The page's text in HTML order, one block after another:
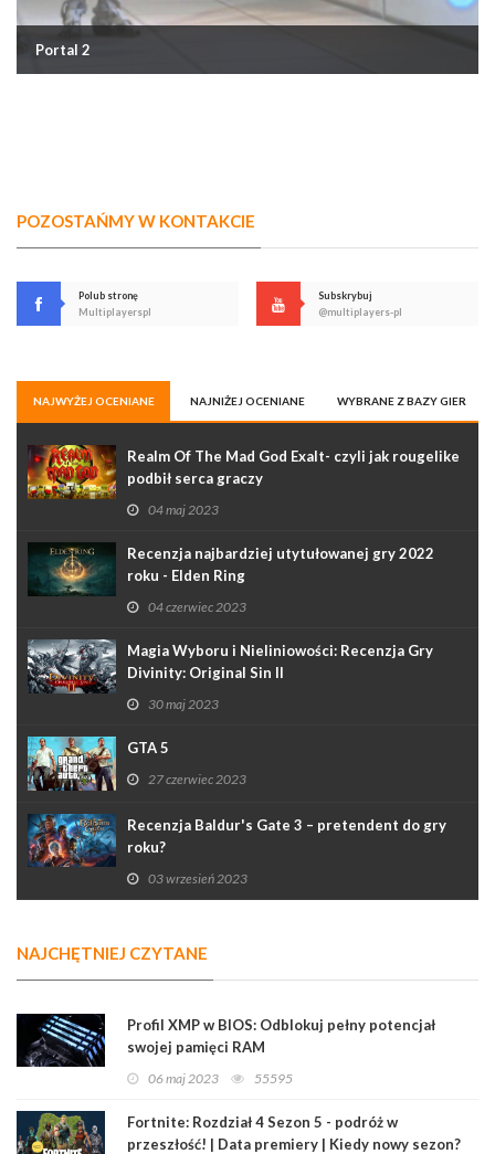
Portal 2
POZOSTAŃMY W KONTAKCIE
Polub stronę
Multiplayerspl
Subskrybuj
@multiplayers-pl
NAJWYŻEJ OCENIANE NAJNIŻEJ OCENIANE WYBRANE Z BAZY GIER
Realm Of The Mad God Exalt- czyli jak rougelike
podbił serca graczy
04 maj 2023
Recenzja najbardziej utytułowanej gry 2022
roku - Elden Ring
04 czerwiec 2023
Magia Wyboru i Nieliniowości: Recenzja Gry
Divinity: Original Sin II
30 maj 2023
GTA 5
27 czerwiec 2023
Recenzja Baldur's Gate 3 – pretendent do gry
roku?
03 wrzesień 2023
NAJCHĘTNIEJ CZYTANE
Profil XMP w BIOS: Odblokuj pełny potencjał
swojej pamięci RAM
06 maj 2023 55595
Fortnite: Rozdział 4 Sezon 5 - podróż w
przeszłość! | Data premiery | Kiedy nowy sezon?